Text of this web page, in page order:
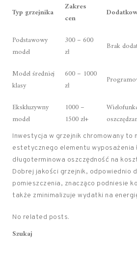
Typ grzejnika
Zakres
cen
Podstawowy
model
300 – 600
zł
Brak
Model średniej
klasy
600 – 1000
zł
Ekskluzywny
model
1000 –
1500 zł+
Inwestycja w grzejnik chromowany to
estetycznego elementu wyposażenia
długoterminowa oszczędność na
Dobrej jakości grzejnik, odpowiednio
pomieszczenia, znacząco podniesie
także zminimalizuje wydatki na
No related posts.
Szukaj